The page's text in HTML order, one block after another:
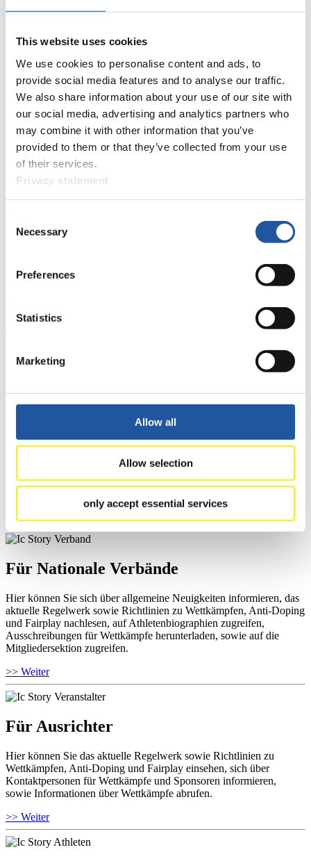
This website uses cookies
We use cookies to personalise content and ads, to
provide social media features and to analyse our traffic.
We also share information about your use of our site with
our social media, advertising and analytics partners who
may combine it with other information that you’ve
provided to them or that they’ve collected from your use
of their services.
Privacy statement
Selection
Necessary
Preferences
Statistics
Marketing
Allow all
Allow selection
only accept essential services
News
AlleAllgemein Kunstbahn Rodeln Alpin Rodeln
Rennkalender
Kunstbahn RodelnAlpin RodelnRennkalender als PDF
Ergebnisse
Live Streaming
Live Streaming Alpin
Tippspiel
Zielgruppen Anzeigen
Für Presse- und Medienvertreter
Hier finden Sie Informationen für Presse- und Medienvertreter. Sie
Wettkämpfen. Außerdem können Sie Ihre Medienakkreditierung
beantragen, die Grundregeln des Rennrodelsports einsehen und
allgemeine Neuigkeiten einholen.
Für Nationale Verbände
Hier können Sie sich über allgemeine Neuigkeiten informieren, das
aktuelle Regelwerk sowie Richtlinien zu Wettkämpfen, Anti-Doping
und Fairplay nachlesen, auf Athletenbiographien zugreifen,
Ausschreibungen für Wettkämpfe herunterladen, sowie auf die
Mitgliedersektion zugreifen.
>> Weiter
Für Ausrichter
Hier können Sie das aktuelle Regelwerk sowie Richtlinien zu
Wettkämpfen, Anti-Doping und Fairplay einsehen, sich über
Kontaktpersonen für Wettkämpfe und Sponsoren informieren,
sowie Informationen über Wettkämpfe abrufen.
>> Weiter